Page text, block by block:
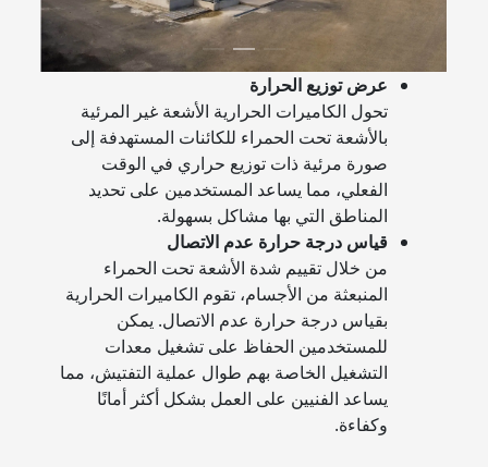
عرض توزيع الحرارة
تحول الكاميرات الحرارية الأشعة غير المرئية
بالأشعة تحت الحمراء للكائنات المستهدفة إلى
صورة مرئية ذات توزيع حراري في الوقت
الفعلي، مما يساعد المستخدمين على تحديد
المناطق التي بها مشاكل بسهولة.
قياس درجة حرارة عدم الاتصال
من خلال تقييم شدة الأشعة تحت الحمراء
المنبعثة من الأجسام، تقوم الكاميرات الحرارية
بقياس درجة حرارة عدم الاتصال. يمكن
للمستخدمين الحفاظ على تشغيل معدات
التشغيل الخاصة بهم طوال عملية التفتيش، مما
يساعد الفنيين على العمل بشكل أكثر أمانًا
وكفاءة.